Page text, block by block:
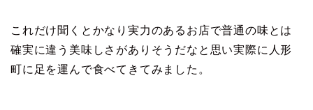
これだけ聞くとかなり実力のあるお店で普通の味とは
確実に違う美味しさがありそうだなと思い実際に人形
町に足を運んで食べてきてみました。